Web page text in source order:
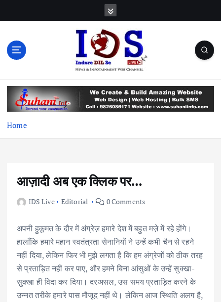
t
Home
आज़ादी अब एक क्लिक पर…
IDS Live Editorial 0 Comments
अपनी हुकूमत के दौर में अंग्रेज़ हमारे देश में बहुत मज़े में रहे होंगे।
हालाँकि हमारे महान स्वतंत्रता सेनानियों ने उन्हें कभी चैन से रहने
नहीं दिया, लेकिन फिर भी मुझे लगता है कि हम अंग्रेजों को ठीक तरह
से प्रताड़ित नहीं कर पाए, और हमने बिना आंसुओं के उन्हें सुक्खा-
सुक्खा ही विदा कर दिया। दरअसल, उस समय प्रताड़ित करने के
उन्नत तरीके हमारे पास मौजूद नहीं थे। लेकिन आज स्थिति अलग है,